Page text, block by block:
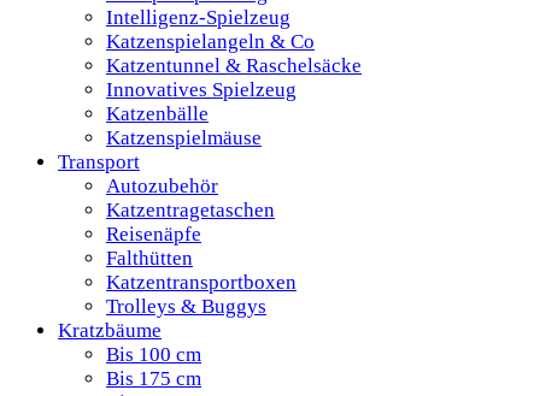
Intelligenz-Spielzeug
Katzenspielangeln & Co
Katzentunnel & Raschelsäcke
Innovatives Spielzeug
Katzenbälle
Katzenspielmäuse
Transport
Autozubehör
Katzentragetaschen
Reisenäpfe
Falthütten
Katzentransportboxen
Trolleys & Buggys
Kratzbäume
Bis 100 cm
Bis 175 cm